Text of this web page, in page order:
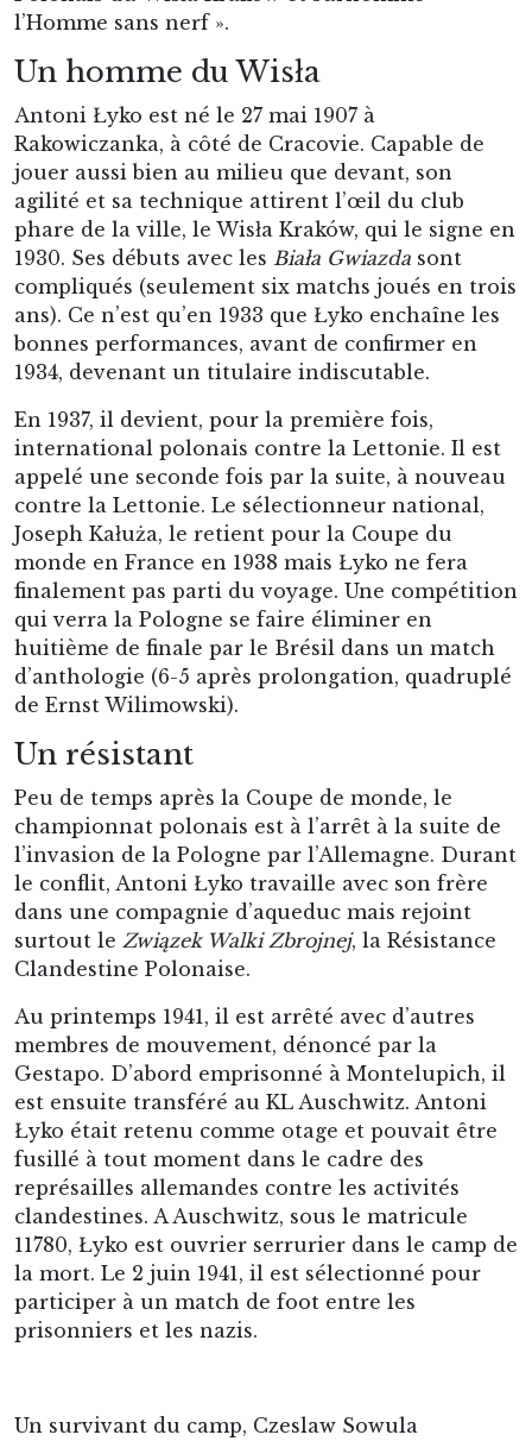
l’Homme sans nerf ».
Un homme du Wisła
Antoni Łyko est né le 27 mai 1907 à
Rakowiczanka, à côté de Cracovie. Capable de
jouer aussi bien au milieu que devant, son
agilité et sa technique attirent l’œil du club
phare de la ville, le Wisła Kraków, qui le signe en
1930. Ses débuts avec les Biała Gwiazda sont
compliqués (seulement six matchs joués en trois
ans). Ce n’est qu’en 1933 que Łyko enchaîne les
bonnes performances, avant de confirmer en
1934, devenant un titulaire indiscutable.
En 1937, il devient, pour la première fois,
international polonais contre la Lettonie. Il est
appelé une seconde fois par la suite, à nouveau
contre la Lettonie. Le sélectionneur national,
Joseph Kałuża, le retient pour la Coupe du
monde en France en 1938 mais Łyko ne fera
finalement pas parti du voyage. Une compétition
qui verra la Pologne se faire éliminer en
huitième de finale par le Brésil dans un match
d’anthologie (6-5 après prolongation, quadruplé
de Ernst Wilimowski).
Un résistant
Peu de temps après la Coupe de monde, le
championnat polonais est à l’arrêt à la suite de
l’invasion de la Pologne par l’Allemagne. Durant
le conflit, Antoni Łyko travaille avec son frère
dans une compagnie d’aqueduc mais rejoint
surtout le Związek Walki Zbrojnej, la Résistance
Clandestine Polonaise.
Au printemps 1941, il est arrêté avec d’autres
membres de mouvement, dénoncé par la
Gestapo. D’abord emprisonné à Montelupich, il
est ensuite transféré au KL Auschwitz. Antoni
Łyko était retenu comme otage et pouvait être
fusillé à tout moment dans le cadre des
représailles allemandes contre les activités
clandestines. A Auschwitz, sous le matricule
11780, Łyko est ouvrier serrurier dans le camp de
la mort. Le 2 juin 1941, il est sélectionné pour
participer à un match de foot entre les
prisonniers et les nazis.
Un survivant du camp, Czeslaw Sowula